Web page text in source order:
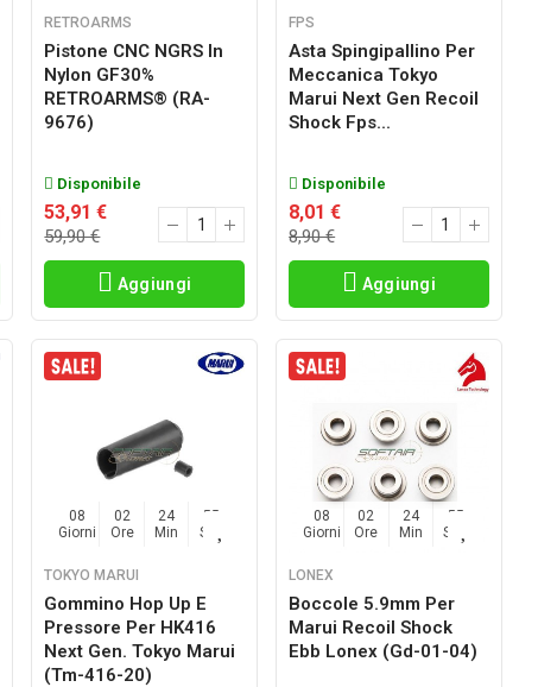
RETROARMS
Pistone CNC NGRS In
Nylon GF30%
RETROARMS® (RA-
9676)
Disponibile
53,91 €
59,90 €
Aggiungi
FPS
Asta Spingipallino Per
Meccanica Tokyo
Marui Next Gen Recoil
Shock Fps...
Disponibile
8,01 €
8,90 €
Aggiungi
08
Giorni
02
Ore
24
Min
54
Sec
TOKYO MARUI
Gommino Hop Up E
Pressore Per HK416
Next Gen. Tokyo Marui
(tm-416-20)
08
Giorni
02
Ore
24
Min
54
Sec
LONEX
Boccole 5.9mm Per
Marui Recoil Shock
Ebb Lonex (gd-01-04)